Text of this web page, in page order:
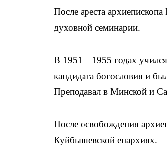
После ареста
духовной семинарии.
В 1951—1955 годах
кандидата богословия и
Преподавал в Минской и
После освобождения
Куйбышевской епархиях.